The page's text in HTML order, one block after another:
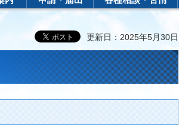
更新日：2025年5月30日